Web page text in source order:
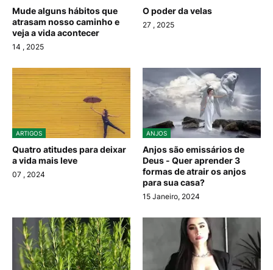
Mude alguns hábitos que
atrasam nosso caminho e
veja a vida acontecer
14 , 2025
O poder da velas
27 , 2025
ARTIGOS
Quatro atitudes para deixar
a vida mais leve
07 , 2024
ANJOS
Anjos são emissários de
Deus - Quer aprender 3
formas de atrair os anjos
para sua casa?
15 Janeiro, 2024